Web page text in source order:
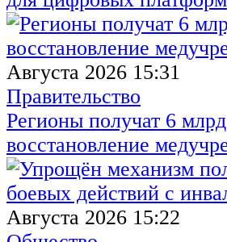
Августа 2026 15:31
Правительство
Регионы получат 6
восстановление
Августа 2026 15:22